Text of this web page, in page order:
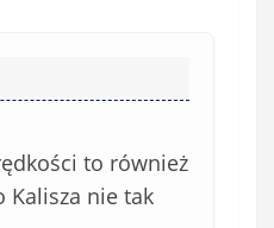
to również
Kalisza nie tak